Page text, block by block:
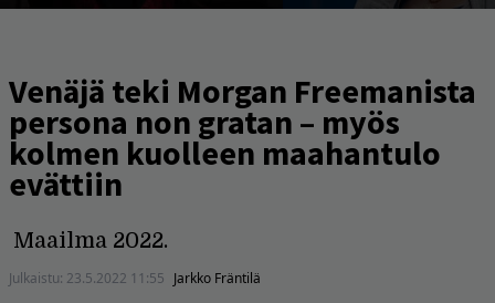
Venäjä teki Morgan Freemanista
persona non gratan – myös
kolmen kuolleen maahantulo
evättiin
Maailma 2022.
Julkaistu: 23.5.2022 11:55 Jarkko Fräntilä